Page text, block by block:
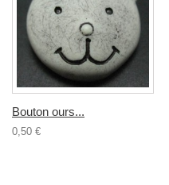
Bouton ours...
0,50 €